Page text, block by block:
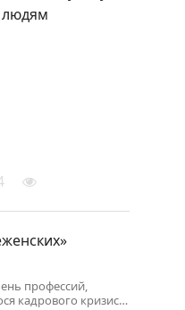
людям
профессий,
кадрового кризиса